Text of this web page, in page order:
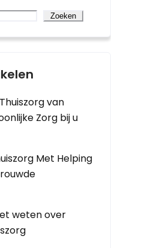
Zoeken
van
Zorg bij u
Met Helping
weten over